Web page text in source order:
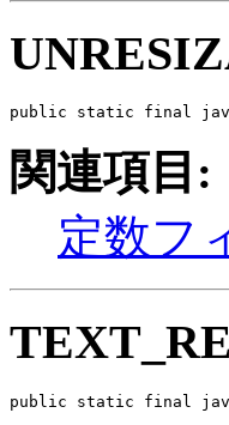
public static final
関連項目:
定数フ
public static final